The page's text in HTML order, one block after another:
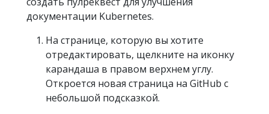
документации Kubernetes.
На странице, которую вы хотите
отредактировать, щелкните на иконку
карандаша в правом верхнем углу.
Откроется новая страница на GitHub с
небольшой подсказкой.